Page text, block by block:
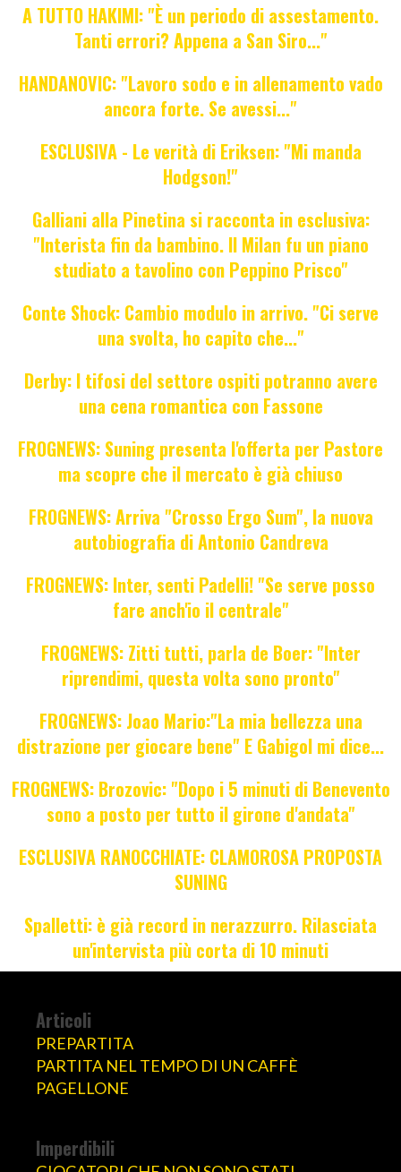
A TUTTO HAKIMI: "È un periodo di assestamento.
Tanti errori? Appena a San Siro..."
HANDANOVIC: "Lavoro sodo e in allenamento vado
ancora forte. Se avessi..."
ESCLUSIVA - Le verità di Eriksen: "Mi manda
Hodgson!"
Galliani alla Pinetina si racconta in esclusiva:
"Interista fin da bambino. Il Milan fu un piano
studiato a tavolino con Peppino Prisco"
Conte Shock: Cambio modulo in arrivo. "Ci serve
una svolta, ho capito che..."
Derby: I tifosi del settore ospiti potranno avere
una cena romantica con Fassone
FROGNEWS: Suning presenta l'offerta per Pastore
ma scopre che il mercato è già chiuso
FROGNEWS: Arriva "Crosso Ergo Sum", la nuova
autobiografia di Antonio Candreva
FROGNEWS: Inter, senti Padelli! "Se serve posso
fare anch'io il centrale"
FROGNEWS: Zitti tutti, parla de Boer: "Inter
riprendimi, questa volta sono pronto"
FROGNEWS: Joao Mario:"La mia bellezza una
distrazione per giocare bene" E Gabigol mi dice...
FROGNEWS: Brozovic: "Dopo i 5 minuti di Benevento
sono a posto per tutto il girone d'andata"
ESCLUSIVA RANOCCHIATE: CLAMOROSA PROPOSTA
SUNING
Spalletti: è già record in nerazzurro. Rilasciata
un'intervista più corta di 10 minuti
Articoli
PREPARTITA
PARTITA NEL TEMPO DI UN CAFFÈ
PAGELLONE
Imperdibili